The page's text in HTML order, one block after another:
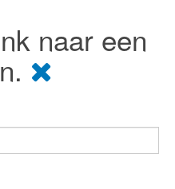
naar een